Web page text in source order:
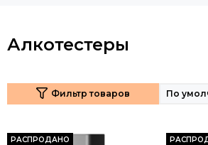
Алкотестеры
Фильтр товаров
РАСПРОДАНО